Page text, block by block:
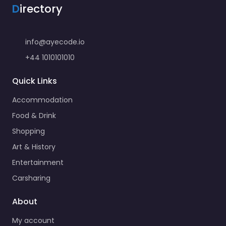
Directory
info@ayecode.io
+44 1010101010
Quick Links
Accommodation
Food & Drink
Shopping
Art & History
Entertainment
Carsharing
About
My account